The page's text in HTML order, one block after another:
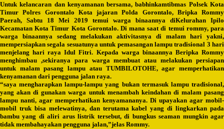
Untuk kelancaran dan kenyamanan bersama, babhinkamtibmas Polsek Kota
Timur Polres Gorontalo Kota jajaran Polda Gorontalo, Bripka Rommy
Paerah, Sabtu 18 Mei 2019 temui warga binaannya diKelurahan Ipilo
Kecamatan Kota Timur Kota Gorontalo. Di mana saat di temui rommy, para
warga binaannya sedang melakukan aktivitasnya di malam hari yakni,
mempersiapkan segala sesuatunya untuk pemasangan lampu tradisional 3 hari
menjelang hari raya Idul Fitri. Kepada warga binaannya Beripka Rommy
menghimbau ,sekiranya para warga membuat atau melakukan persiapan
untuk malam pasang lampu atau TUMBILOTOHE, agar memperhatikan
kenyamanan dari pengguna jalan raya.
“saya mengharapkan lampu-lampu yang bukan termasuk lampu tradisional,
yang akan di gunakan warga untuk menambah keindahan di malam pasang
lampu nanti, agar memperhatikan kenyamananya. Di upayakan agar mobil-
mobil truk bisa melewatinya, dan terutama kabel yang di lingkarkan pada
bambu yang di aliri arus listrik tersebut, di bungkus seaman mungkin agar
tidak membahayakan pengguna jalan,”jelas Rommy.